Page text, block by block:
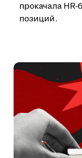
прокачала
позиций.